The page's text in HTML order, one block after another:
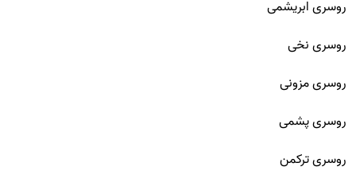
روسری ابریشمی
روسری نخی
روسری مزونی
روسری پشمی
روسری ترکمن